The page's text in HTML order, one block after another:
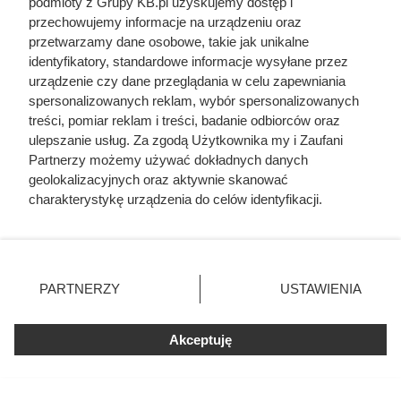
głową w dół. Mroczny i krwawy koniec uczniów
Chrystusa
Posiej go raz, a może wracać przez kolejne lata.
Latem obsypuje się pachnącymi kwiatami
Szukał roślin na balkon, które nie stracą liści
zimą. Te trzy odmiany okazały się strzałem w
dziesiątkę
przechowujemy informacje na urządzeniu oraz
przetwarzamy dane osobowe, takie jak unikalne
identyfikatory, standardowe informacje wysyłane przez
urządzenie czy dane przeglądania w celu zapewniania
spersonalizowanych reklam, wybór spersonalizowanych
treści, pomiar reklam i treści, badanie odbiorców oraz
ulepszanie usług. Za zgodą Użytkownika my i Zaufani
Partnerzy możemy używać dokładnych danych
geolokalizacyjnych oraz aktywnie skanować
charakterystykę urządzenia do celów identyfikacji.
zmienić/wycofać klikając przycisk ustawień prywatności
znajdujący się w lewym dolnym rogu strony. Niektóre
użytkownika, ale masz prawo sprzeciwić się takiemu
przetwarzaniu. Preferencje będą miały zastosowania tylko
PARTNERZY USTAWIENIA
Akceptuję